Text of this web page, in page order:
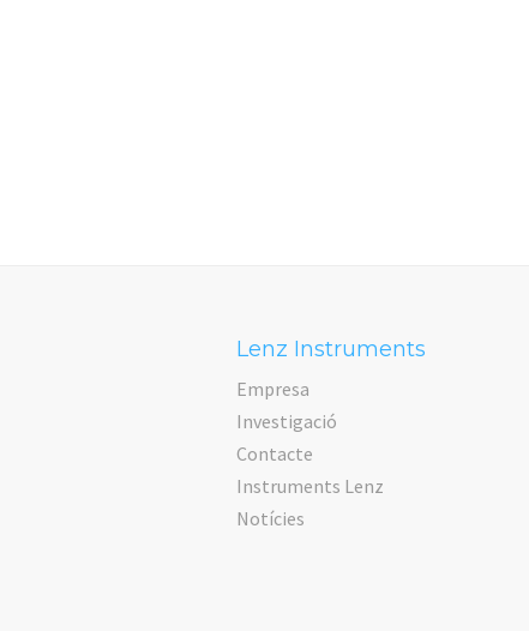
Lenz Instruments
Empresa
Investigació
Contacte
Instruments Lenz
Notícies